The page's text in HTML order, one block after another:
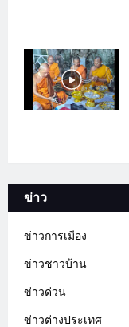
ข่าว
ข่าวการเมือง
ข่าวชาวบ้าน
ข่าวด่วน
ข่าวต่างประเทศ